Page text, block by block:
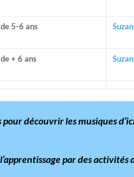
5-6 ans
+ 6 ans
découvrir les musiques
par des